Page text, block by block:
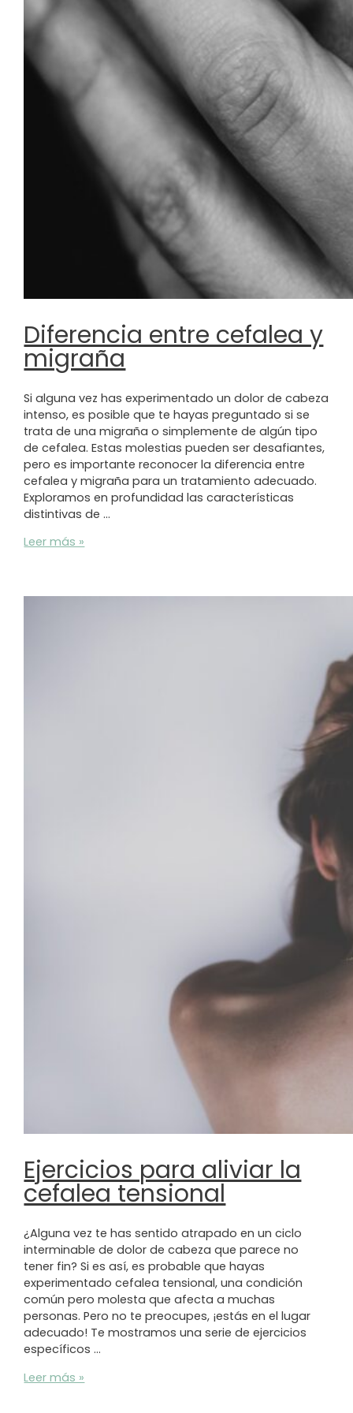
Diferencia entre cefalea y
migraña
Si alguna vez has experimentado un dolor de cabeza
intenso, es posible que te hayas preguntado si se
trata de una migraña o simplemente de algún tipo
de cefalea. Estas molestias pueden ser desafiantes,
pero es importante reconocer la diferencia entre
cefalea y migraña para un tratamiento adecuado.
Exploramos en profundidad las características
distintivas de …
Diferencia
Leer más »
Ejercicios para aliviar la
cefalea tensional
¿Alguna vez te has sentido atrapado en un ciclo
interminable de dolor de cabeza que parece no
tener fin? Si es así, es probable que hayas
experimentado cefalea tensional, una condición
común pero molesta que afecta a muchas
personas. Pero no te preocupes, ¡estás en el lugar
adecuado! Te mostramos una serie de ejercicios
específicos …
Ejercicios
Leer más »